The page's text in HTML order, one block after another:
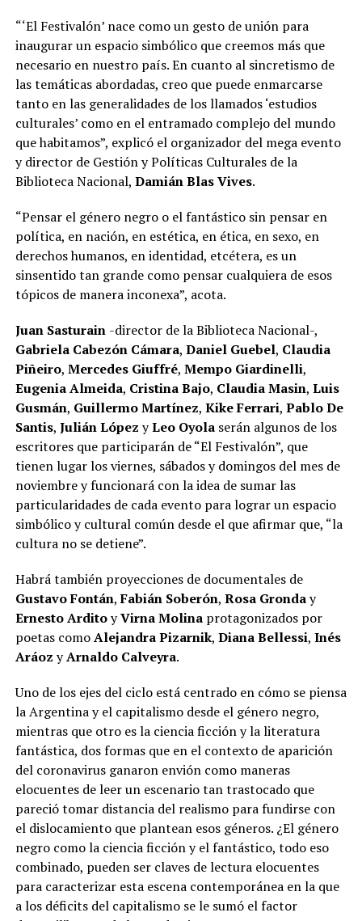
“‘El Festivalón’ nace como un gesto de unión para
inaugurar un espacio simbólico que creemos más que
necesario en nuestro país. En cuanto al sincretismo de
las temáticas abordadas, creo que puede enmarcarse
tanto en las generalidades de los llamados ‘estudios
culturales’ como en el entramado complejo del mundo
que habitamos”, explicó el organizador del mega evento
y director de Gestión y Políticas Culturales de la
Biblioteca Nacional, Damián Blas Vives.
“Pensar el género negro o el fantástico sin pensar en
política, en nación, en estética, en ética, en sexo, en
derechos humanos, en identidad, etcétera, es un
sinsentido tan grande como pensar cualquiera de esos
tópicos de manera inconexa”, acota.
Juan Sasturain -director de la Biblioteca Nacional-,
Gabriela Cabezón Cámara, Daniel Guebel, Claudia
Piñeiro, Mercedes Giuffré, Mempo Giardinelli,
Eugenia Almeida, Cristina Bajo, Claudia Masin, Luis
Gusmán, Guillermo Martínez, Kike Ferrari, Pablo De
Santis, Julián López yLeo Oyola serán algunos de los
escritores que participarán de “El Festivalón”, que
tienen lugar los viernes, sábados y domingos del mes de
noviembre y funcionará con la idea de sumar las
particularidades de cada evento para lograr un espacio
simbólico y cultural común desde el que afirmar que, “la
cultura no se detiene”.
Habrá también proyecciones de documentales de
Gustavo Fontán,Fabián Soberón, Rosa Gronday
Ernesto ArditoyVirna Molina protagonizados por
poetas comoAlejandra Pizarnik, Diana Bellessi, Inés
Aráoz yArnaldo Calveyra.
Uno de los ejes del ciclo está centrado en cómo se piensa
la Argentina y el capitalismo desde el género negro,
mientras que otro es la ciencia ficción y la literatura
fantástica, dos formas que en el contexto de aparición
del coronavirus ganaron envión como maneras
elocuentes de leer un escenario tan trastocado que
pareció tomar distancia del realismo para fundirse con
el dislocamiento que plantean esos géneros. ¿El género
negro como la ciencia ficción y el fantástico, todo eso
combinado, pueden ser claves de lectura elocuentes
para caracterizar esta escena contemporánea en la que
a los déficits del capitalismo se le sumó el factor